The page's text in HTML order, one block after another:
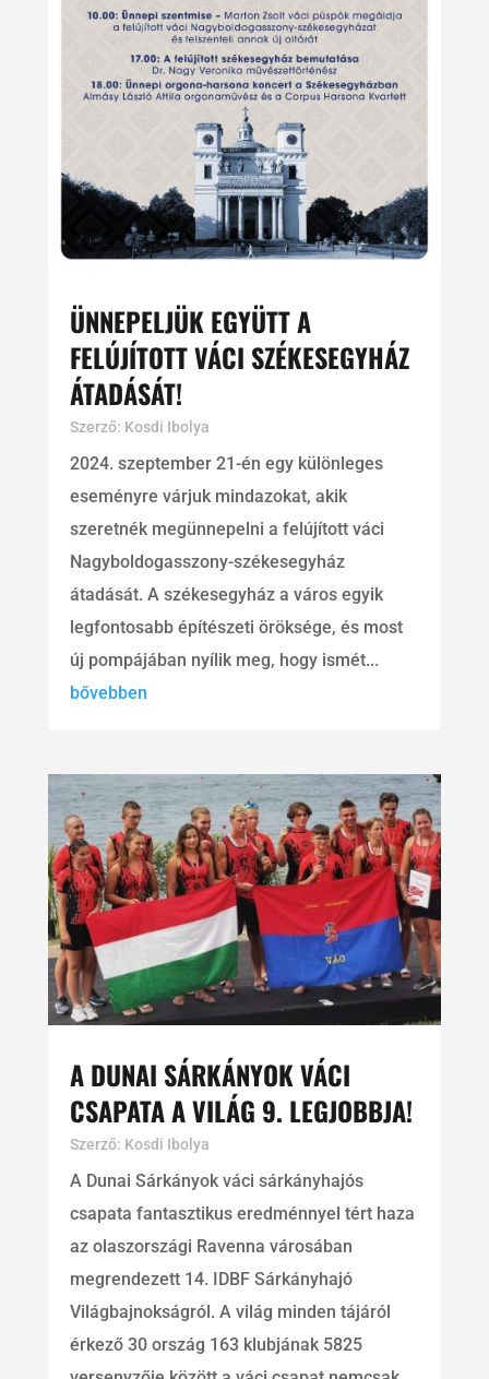
ÜNNEPELJÜK EGYÜTT A
FELÚJÍTOTT VÁCI SZÉKESEGYHÁZ
ÁTADÁSÁT!
Szerző: Kosdi Ibolya
2024. szeptember 21-én egy különleges
eseményre várjuk mindazokat, akik
szeretnék megünnepelni a felújított váci
Nagyboldogasszony-székesegyház
átadását. A székesegyház a város egyik
legfontosabb építészeti öröksége, és most
új pompájában nyílik meg, hogy ismét...
bővebben
A DUNAI SÁRKÁNYOK VÁCI
CSAPATA A VILÁG 9. LEGJOBBJA!
Szerző: Kosdi Ibolya
A Dunai Sárkányok váci sárkányhajós
csapata fantasztikus eredménnyel tért haza
az olaszországi Ravenna városában
megrendezett 14. IDBF Sárkányhajó
Világbajnokságról. A világ minden tájáról
érkező 30 ország 163 klubjának 5825